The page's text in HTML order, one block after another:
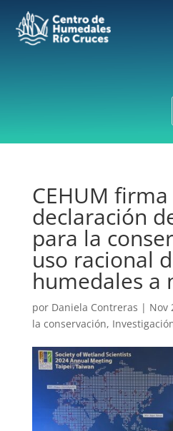
CEHUM firma
declaración
para la
uso racional
humedales a
por Daniela Contreras | Nov
la conservación,